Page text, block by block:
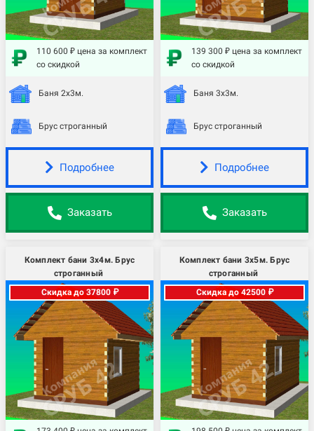
110 600 ₽ цена за комплект
со скидкой
Баня 2х3м.
Брус строганный
Подробнее
Заказать
139 300 ₽ цена за комплект
со скидкой
Баня 3х3м.
Брус строганный
Подробнее
Заказать
Комплект бани 3х4м. Брус
строганный
Скидка до 37800 ₽
Комплект бани 3х5м. Брус
строганный
Скидка до 42500 ₽